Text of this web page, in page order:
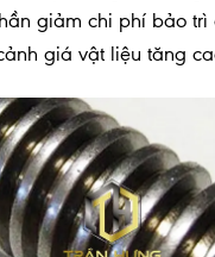
giảm chi phí bảo
giá vật liệu tăng